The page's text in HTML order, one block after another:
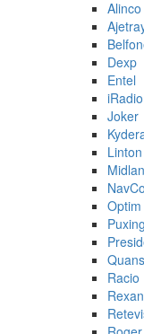
Alinco
Dexp
Entel
iRadio
Joker
Linton
Optim
Puxing
Racio